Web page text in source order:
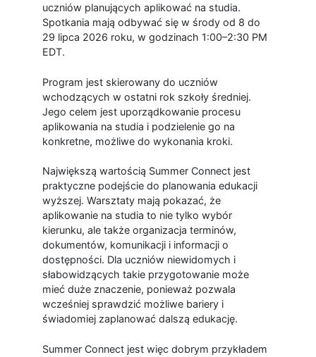
uczniów planujących aplikować na studia.
Spotkania mają odbywać się w środy od 8 do
29 lipca 2026 roku, w godzinach 1:00–2:30 PM
EDT.
Program jest skierowany do uczniów
wchodzących w ostatni rok szkoły średniej.
Jego celem jest uporządkowanie procesu
aplikowania na studia i podzielenie go na
konkretne, możliwe do wykonania kroki.
Największą wartością Summer Connect jest
praktyczne podejście do planowania edukacji
wyższej. Warsztaty mają pokazać, że
aplikowanie na studia to nie tylko wybór
kierunku, ale także organizacja terminów,
dokumentów, komunikacji i informacji o
dostępności. Dla uczniów niewidomych i
słabowidzących takie przygotowanie może
mieć duże znaczenie, ponieważ pozwala
wcześniej sprawdzić możliwe bariery i
świadomiej zaplanować dalszą edukację.
Summer Connect jest więc dobrym przykładem